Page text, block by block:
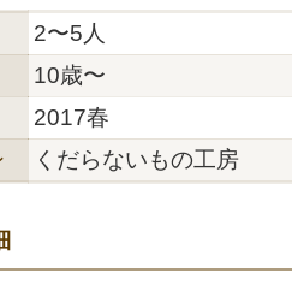
2〜5人
10歳〜
2017春
くだらないもの工房